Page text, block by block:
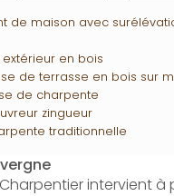
de maison avec
en bois
de terrasse en bois sur
de charpente
zingueur
traditionnelle
intervient à